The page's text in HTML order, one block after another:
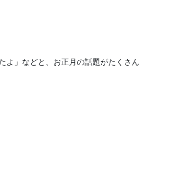
よ」などと、お正月の話題がたくさん